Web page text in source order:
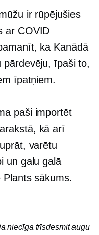
ir rūpējušies
ar COVID
ka Kanādā
īpaši to,
īpatņiem.
paši importēt
kā arī
varētu
un galu galā
Plants sākums.
niecīga trīsdesmit augu